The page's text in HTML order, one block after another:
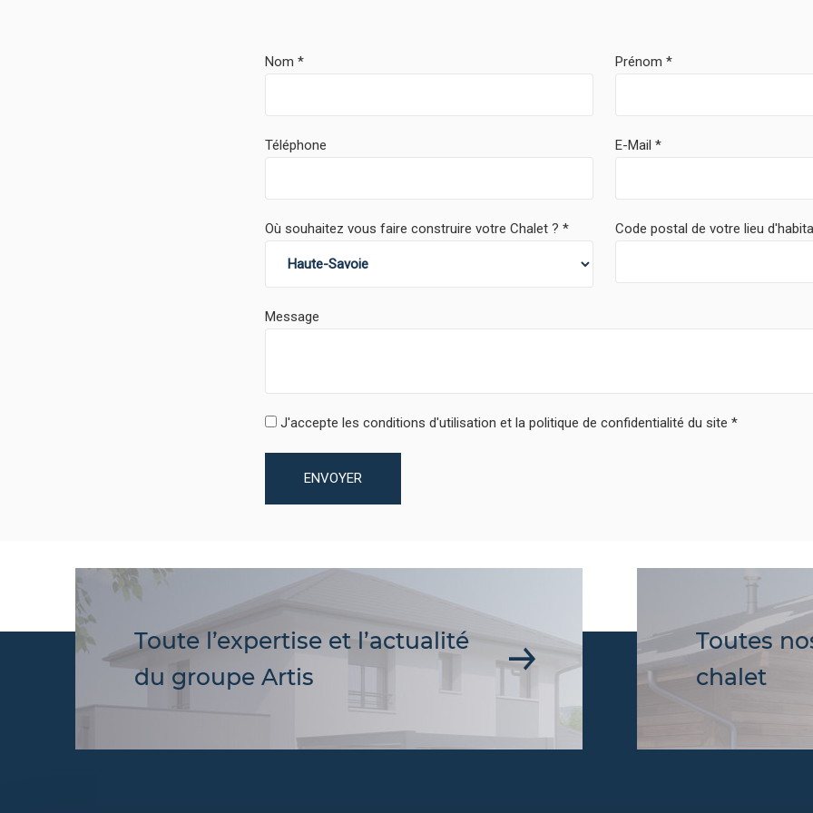
Nom Prénom
Téléphone E-Mail
Où souhaitez vous faire construire votre Chalet ? Code postal de votre lieu
Message
J'accepte les conditions d'utilisation et la politique de confidentialité du site
ENVOYER
Toute l’expertise et l’actualité
du groupe Artis
Toutes
chalet